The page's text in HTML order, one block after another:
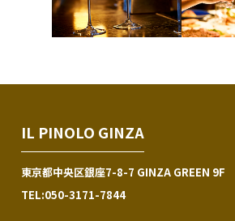
IL PINOLO GINZA
東京都中央区銀座7-8-7 GINZA GREEN 9F
TEL:050-3171-7844